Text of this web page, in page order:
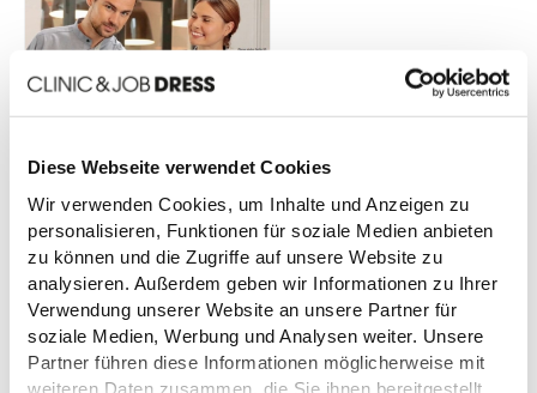
Diese Webseite verwendet Cookies
Wir verwenden Cookies, um Inhalte und Anzeigen zu
personalisieren, Funktionen für soziale Medien anbieten
zu können und die Zugriffe auf unsere Website zu
analysieren. Außerdem geben wir Informationen zu Ihrer
Verwendung unserer Website an unsere Partner für
soziale Medien, Werbung und Analysen weiter. Unsere
Partner führen diese Informationen möglicherweise mit
weiteren Daten zusammen, die Sie ihnen bereitgestellt
profi dress PDF Katalog 2022